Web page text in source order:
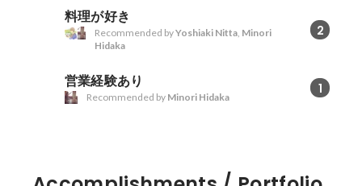
料理が好き
2
Recommended byYoshiaki Nitta, Minori
Hidaka
営業経験あり 1
Recommended by Minori Hidaka